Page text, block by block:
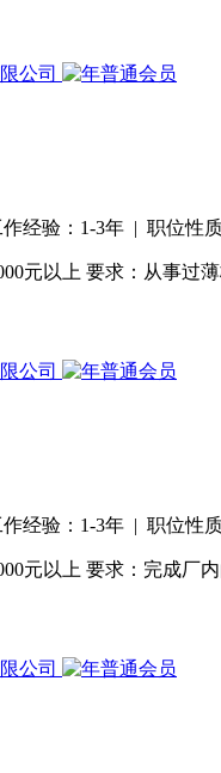
公司
经验：1-3年 | 职位性
元以上 要求：从事过
公司
经验：1-3年 | 职位性
元以上 要求：完成厂
公司